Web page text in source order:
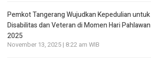
Pemkot Tangerang Wujudkan Kepedulian untuk
Disabilitas dan Veteran di Momen Hari Pahlawan
2025
November 13, 2025 | 8:22 am WIB